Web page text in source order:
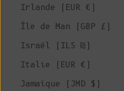
Irlande (EUR €)
Île de Man (GBP £)
Israël (ILS ₪)
Italie (EUR €)
Jamaïque (JMD $)